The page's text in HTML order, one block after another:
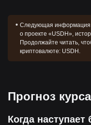
Следующая информация
о проекте «USDH»,
Продолжайте читать,
криптовалюте: USDH.
Прогноз
Когда